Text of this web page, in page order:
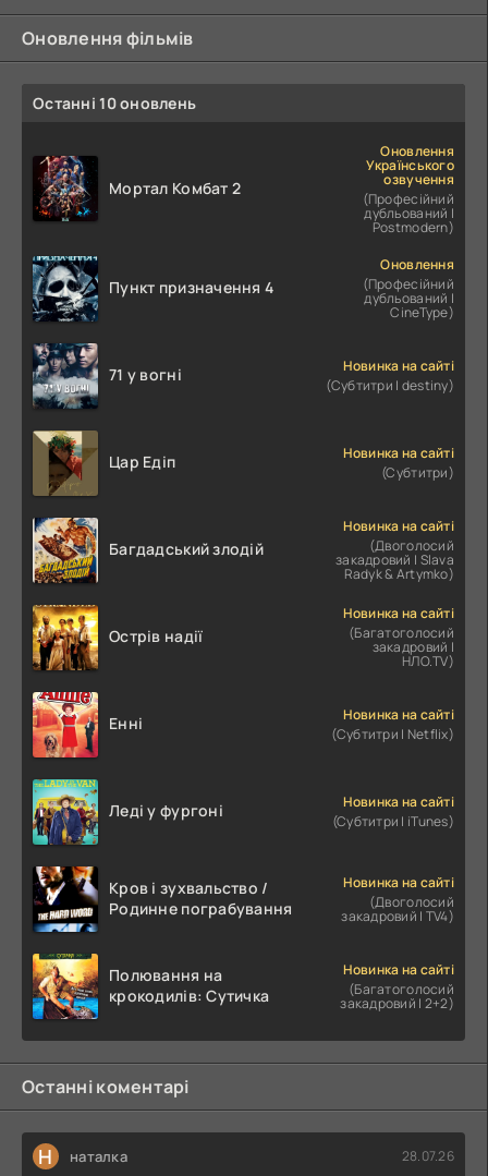
Оновлення фільмів
Останні 10 оновлень
Мортал Комбат 2
Оновлення
Українського
озвучення
(Професійний
дубльований |
Postmodern)
Пункт призначення 4
Оновлення
(Професійний
дубльований |
CineType)
71 у вогні
Новинка на сайті
(Субтитри | destiny)
Цар Едіп
Новинка на сайті
(Субтитри)
Багдадський злодій
Новинка на сайті
(Двоголосий
закадровий | Slava
Radyk & Artymko)
Острів надії
Новинка на сайті
(Багатоголосий
закадровий |
НЛО.TV)
Енні
Новинка на сайті
(Субтитри | Netflix)
Леді у фургоні
Новинка на сайті
(Субтитри | iTunes)
Кров і зухвальство /
Родинне пограбування
Новинка на сайті
(Двоголосий
закадровий | TV4)
Полювання на
крокодилів: Сутичка
Новинка на сайті
(Багатоголосий
закадровий | 2+2)
Останні коментарі
Н наталка 28.07.26